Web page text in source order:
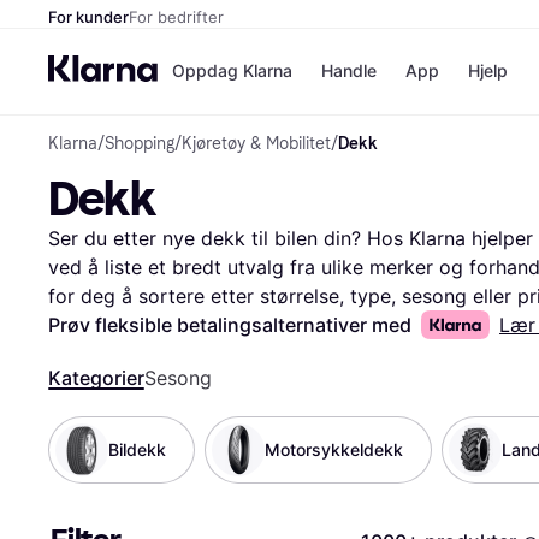
For kunderFor bedrifter
Oppdag Klarna
Betal i 3 deler
Betal innen
Finansiering
Vipps
Handle
kicks.no
App Hjelp
Klarna/Shopping/Kjøretøy & Mobilitet/Dekk
Dekk
Ser du etter nye dekk til bilen din? Hos Klarna
ved å liste et bredt utvalg fra ulike merker og
for deg å sortere etter størrelse, type, sesong eller
dekkene som passer dine behov og ditt budsjett
priser og finne de beste tilbudene, slik at du får mest
deg all nødvendig informasjon på ett sted, så du
Begynn her for å finne de perfekte dekkene til bilen
Prøv fleksible betalingsalternativer med Lær
KategorierSesong
Bildekk Motorsykkeldekk